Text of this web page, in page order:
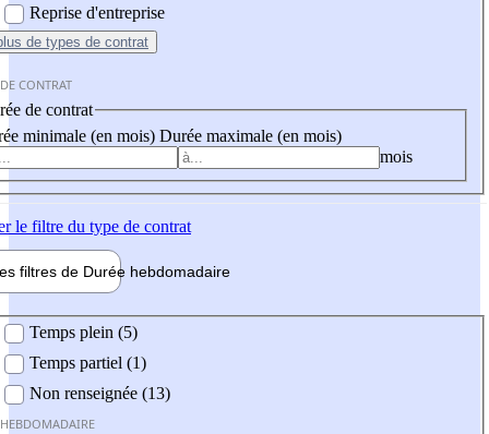
Reprise d'entreprise
de types de contrat
CONTRAT
de contrat
minimale (en mois) Durée maximale (en mois)
mois
le filtre du type de contrat
filtres de Durée hebdomadaire
Temps plein (5)
Temps partiel (1)
Non renseignée (13)